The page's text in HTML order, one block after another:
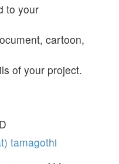
to your
cartoon,
of your project.
tamagothi